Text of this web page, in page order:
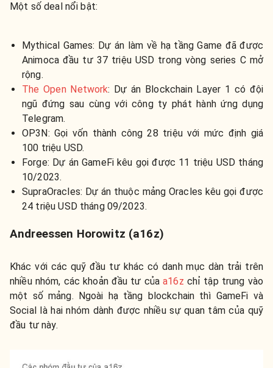
Một số deal nổi bật:
Mythical Games: Dự án làm về hạ tầng Game đã được
Animoca đầu tư 37 triệu USD trong vòng series C mở
rộng.
The Open Network: Dự án Blockchain Layer 1 có đội
ngũ đứng sau cùng với công ty phát hành ứng dụng
Telegram.
OP3N: Gọi vốn thành công 28 triệu với mức định giá
100 triệu USD.
Forge: Dự án GameFi kêu gọi được 11 triệu USD tháng
10/2023.
SupraOracles: Dự án thuộc mảng Oracles kêu gọi được
24 triệu USD tháng 09/2023.
Andreessen Horowitz (a16z)
Khác với các quỹ đầu tư khác có danh mục dàn trải trên
nhiều nhóm, các khoản đầu tư củaa16z chỉ tập trung vào
một số mảng. Ngoài hạ tầng blockchain thì GameFi và
Social là hai nhóm dành được nhiều sự quan tâm của quỹ
đầu tư này.